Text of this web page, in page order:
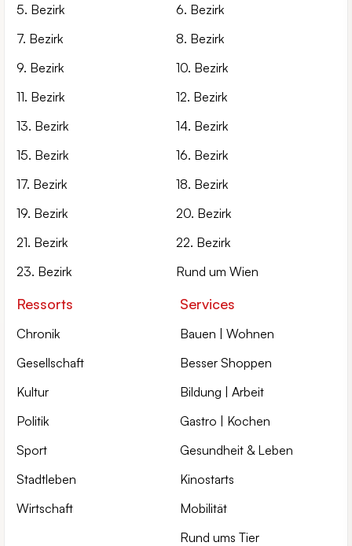
5. Bezirk
6. Bezirk
7. Bezirk
8. Bezirk
9. Bezirk
10. Bezirk
11. Bezirk
12. Bezirk
13. Bezirk
14. Bezirk
15. Bezirk
16. Bezirk
17. Bezirk
18. Bezirk
19. Bezirk
20. Bezirk
21. Bezirk
22. Bezirk
23. Bezirk
Rund um Wien
Ressorts
Chronik
Gesellschaft
Kultur
Politik
Sport
Stadtleben
Wirtschaft
Services
Bauen | Wohnen
Besser Shoppen
Bildung | Arbeit
Gastro | Kochen
Gesundheit & Leben
Kinostarts
Mobilität
Rund ums Tier